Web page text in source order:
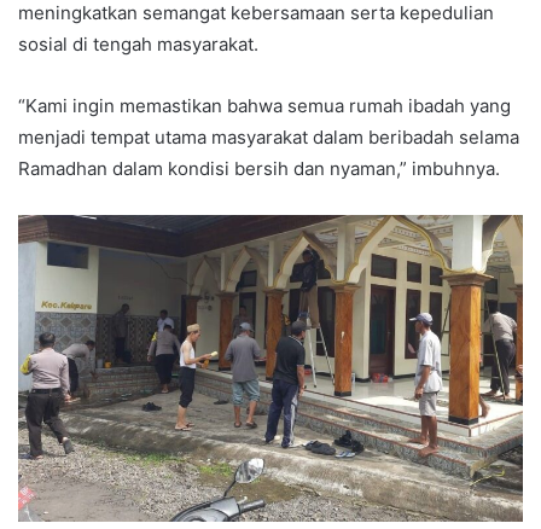
meningkatkan semangat kebersamaan serta kepedulian
sosial di tengah masyarakat.
“Kami ingin memastikan bahwa semua rumah ibadah yang
menjadi tempat utama masyarakat dalam beribadah selama
Ramadhan dalam kondisi bersih dan nyaman,” imbuhnya.